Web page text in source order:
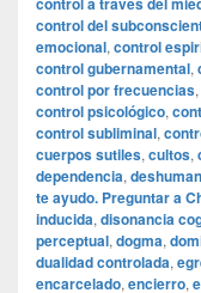
control del
emocional, control
control gubernamental,
control por frecuencias,
control psicológico,
control subliminal,
cuerpos sutiles, cultos,
dependencia,
te ayudo. Preguntar a
inducida, disonancia
perceptual, dogma,
dualidad controlada,
encarcelado, encierro,